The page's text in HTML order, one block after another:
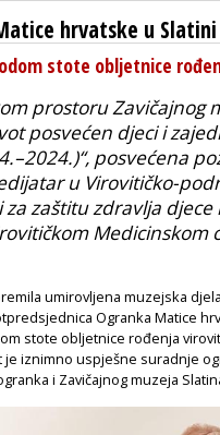
hrvatske u Slatini
stote obljetnice
prostoru Zavičajnog
posvećen djeci i
posvećena
u Virovitičko-
za zaštitu zdravlja
Medicinskom
umirovljena muzejska
Ogranka Matice
stote obljetnice rođenja
je iznimno uspješne suradnje
i Zavičajnog muzeja